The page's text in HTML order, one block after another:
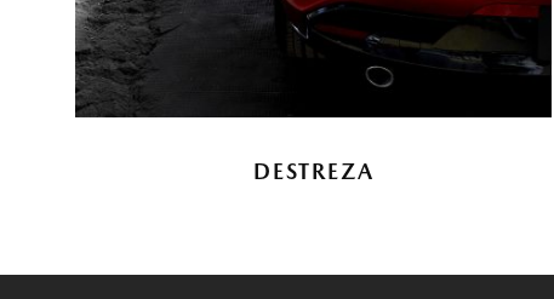
DESTREZA